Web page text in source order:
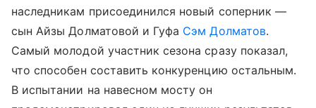
наследникам присоединился новый соперник —
сын Айзы Долматовой и Гуфа Сэм Долматов.
Самый молодой участник сезона сразу показал,
что способен составить конкуренцию остальным.
В испытании на навесном мосту он